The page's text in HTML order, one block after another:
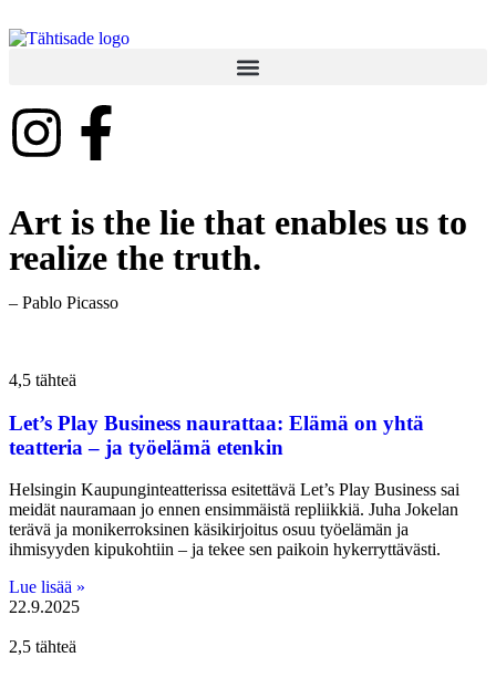
Art is the lie that enables us to
realize the truth.
– Pablo Picasso
4,5 tähteä
Let’s Play Business naurattaa: Elämä on yhtä
teatteria – ja työelämä etenkin
Helsingin Kaupunginteatterissa esitettävä Let’s Play Business sai
meidät nauramaan jo ennen ensimmäistä repliikkiä. Juha Jokelan
terävä ja monikerroksinen käsikirjoitus osuu työelämän ja
ihmisyyden kipukohtiin – ja tekee sen paikoin hykerryttävästi.
Lue lisää »
22.9.2025
2,5 tähteä